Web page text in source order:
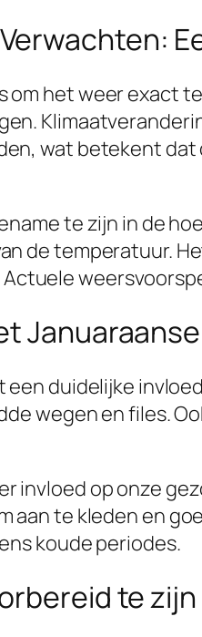
om het weer exact
wat betekent
te zijn in de
de temperatuur.
duidelijke
wegen en files.
invloed op onze
aan te kleden en
koude periodes.
te